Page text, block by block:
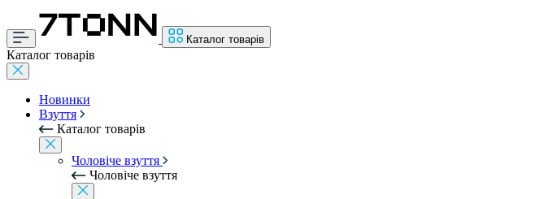
Каталог товарів
Каталог товарів
Новинки
Взуття
Каталог товарів
Чоловіче взуття
Чоловіче взуття